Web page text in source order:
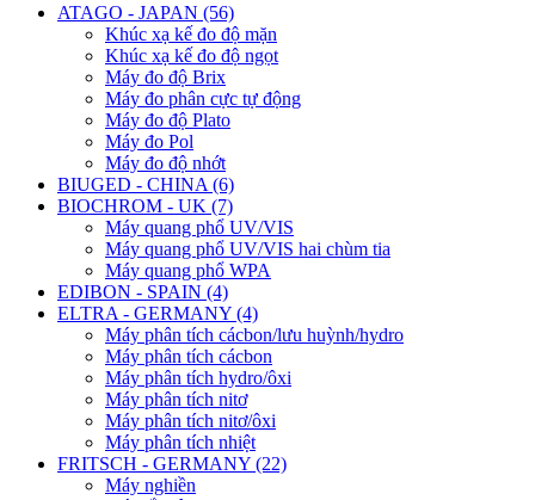
ATAGO - JAPAN (56)
Khúc xạ kế đo độ mặn
Khúc xạ kế đo độ ngọt
Máy đo độ Brix
Máy đo phân cực tự động
Máy đo độ Plato
Máy đo Pol
Máy đo độ nhớt
BIUGED - CHINA (6)
BIOCHROM - UK (7)
Máy quang phổ UV/VIS
Máy quang phổ UV/VIS hai chùm tia
Máy quang phổ WPA
EDIBON - SPAIN (4)
ELTRA - GERMANY (4)
Máy phân tích cácbon/lưu huỳnh/hydro
Máy phân tích cácbon
Máy phân tích hydro/ôxi
Máy phân tích nitơ
Máy phân tích nitơ/ôxi
Máy phân tích nhiệt
FRITSCH - GERMANY (22)
Máy nghiền